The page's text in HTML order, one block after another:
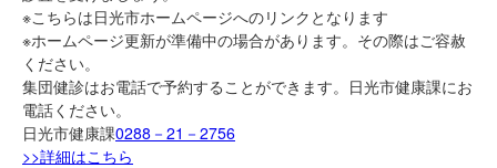
※こちらは日光市ホームページへのリンクとなります
※ホームページ更新が準備中の場合があります。その際はご容赦
ください。
集団健診はお電話で予約することができます。日光市健康課にお
電話ください。
日光市健康課0288－21－2756
>>詳細はこちら